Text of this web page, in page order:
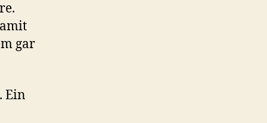
gar
Ein